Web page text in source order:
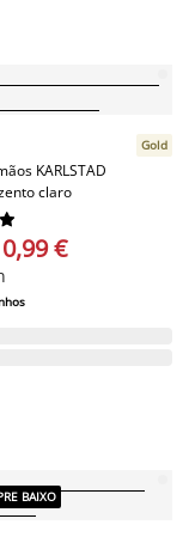
KARLSTAD
claro
Gold


€
BAIXO